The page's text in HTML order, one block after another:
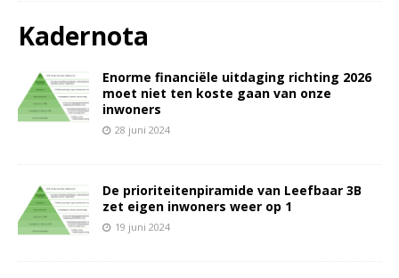
Kadernota
Enorme financiële uitdaging richting 2026
moet niet ten koste gaan van onze
inwoners
28 juni 2024
De prioriteitenpiramide van Leefbaar 3B
zet eigen inwoners weer op 1
19 juni 2024